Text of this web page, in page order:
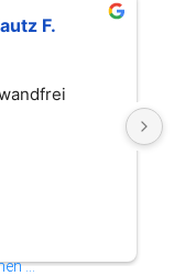
F.
...